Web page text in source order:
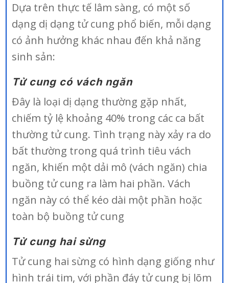
Dựa trên thực tế lâm sàng, có một số
dạng dị dạng tử cung phổ biến, mỗi dạng
có ảnh hưởng khác nhau đến khả năng
sinh sản:
Tử cung có vách ngăn
Đây là loại dị dạng thường gặp nhất,
chiếm tỷ lệ khoảng 40% trong các ca bất
thường tử cung. Tình trạng này xảy ra do
bất thường trong quá trình tiêu vách
ngăn, khiến một dải mô (vách ngăn) chia
buồng tử cung ra làm hai phần. Vách
ngăn này có thể kéo dài một phần hoặc
toàn bộ buồng tử cung
Tử cung hai sừng
Tử cung hai sừng có hình dạng giống như
hình trái tim, với phần đáy tử cung bị lõm